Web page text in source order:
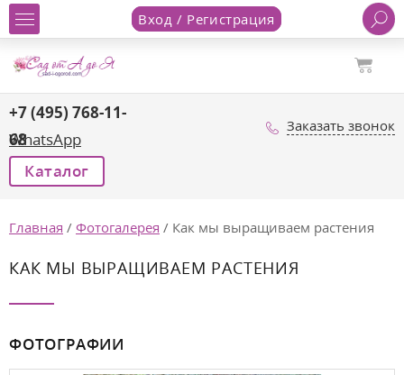
Вход / Регистрация
+7 (495) 768-11-
68
WhatsApp
Заказать звонок
Каталог
Главная / Фотогалерея / Как мы выращиваем растения
КАК МЫ ВЫРАЩИВАЕМ РАСТЕНИЯ
ФОТОГРАФИИ